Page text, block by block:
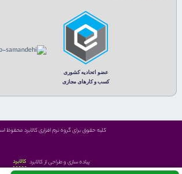
کلیه حقوق برای گروه نرم افزاری کالابرد محفوظ
پیاده سازی و طراحی از کالابرد کالابرد